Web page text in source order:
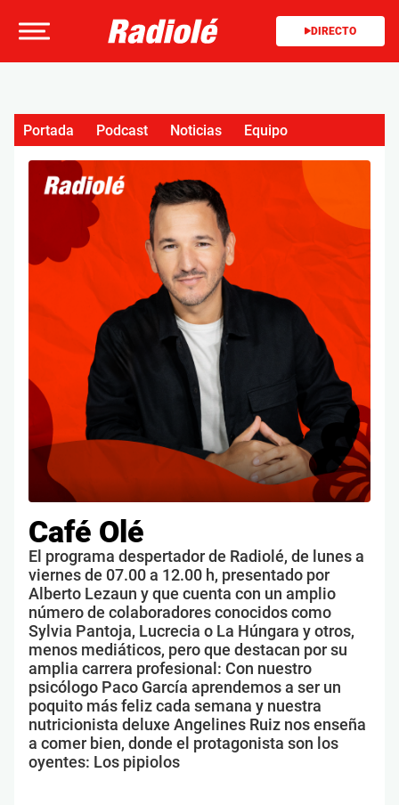
DIRECTO
Café Olé
El programa despertador de Radiolé, de lunes a
viernes de 07.00 a 12.00 h, presentado por
Alberto Lezaun y que cuenta con un amplio
número de colaboradores conocidos como
Sylvia Pantoja, Lucrecia o La Húngara y otros,
menos mediáticos, pero que destacan por su
amplia carrera profesional: Con nuestro
psicólogo Paco García aprendemos a ser un
poquito más feliz cada semana y nuestra
nutricionista deluxe Angelines Ruiz nos enseña
a comer bien, donde el protagonista son los
oyentes: Los pipiolos
Portada Podcast Noticias Equipo